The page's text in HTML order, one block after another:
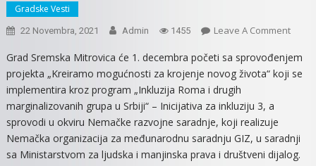
Gradske Vesti
22 Novembra, 2021 Admin 1455 Leave A CommentOn
Grad Sremska Mitrovica će 1. decembra početi sa sprovođenjem
projekta „Kreiramo mogućnosti za krojenje novog života“ koji se
implementira kroz program „Inkluzija Roma i drugih
marginalizovanih grupa u Srbiji“ – Inicijativa za inkluziju 3, a
sprovodi u okviru Nemačke razvojne saradnje, koji realizuje
Nemačka organizacija za međunarodnu saradnju GIZ, u saradnji
sa Ministarstvom za ljudska i manjinska prava i društveni dijalog.